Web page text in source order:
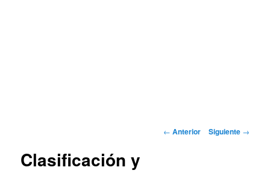
Navegación
← Anterior Siguiente →
Clasificación y